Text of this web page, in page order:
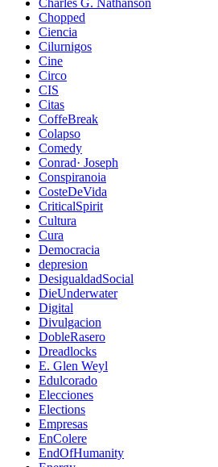
Charles G. Nathanson
Chopped
Ciencia
Cilurnigos
Cine
Circo
CIS
Citas
CoffeBreak
Colapso
Comedy
Conrad· Joseph
Conspiranoia
CosteDeVida
CriticalSpirit
Cultura
Cura
Democracia
depresion
DesigualdadSocial
DieUnderwater
Digital
Divulgacion
DobleRasero
Dreadlocks
E. Glen Weyl
Edulcorado
Elecciones
Elections
Empresas
EnColere
EndOfHumanity